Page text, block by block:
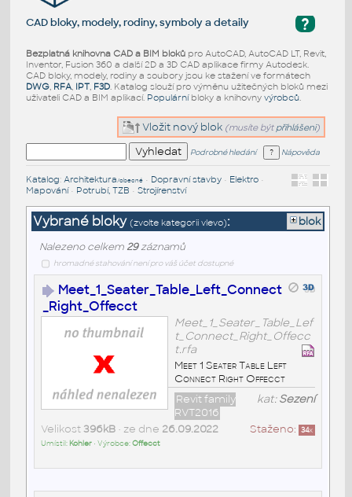
?
CAD bloky, modely, rodiny, symboly a detaily
Bezplatná knihovna CAD a BIM blokůpro AutoCAD, AutoCAD LT, Revit,
Inventor, Fusion 360 a další 2D a 3D CAD aplikace firmy Autodesk.
CAD bloky, modely, rodiny a soubory jsou ke stažení ve formátech
DWG, RFA, IPT, F3D. Katalog slouží pro výměnu užitečných bloků mezi
uživateli CAD a BIM aplikací. Populárníbloky a knihovny výrobců.
Vložit nový blok (musíte být přihlášeni)
Podrobné hledání Nápověda
Katalog: Architektura/obecné• Dopravní stavby• Elektro•
Mapování• Potrubí, TZB • Strojírenství
Vybrané bloky (zvolte kategorii vlevo): blok
Nalezeno celkem 29záznamů
hromadné stahování není pro váš účet dostupné
Meet_1_Seater_Table_Left_Connect
_Right_Offecct
Meet_1_Seater_Table_Lef
t_Connect_Right_Offecc
t.rfa
Meet 1 Seater Table Left
Connect Right Offecct
kat:Sezení
Revit family
RVT2016
Staženo: 34x
Velikost396kB• ze dne 26.09.2022
Umístil: Kohler• Výrobce:Offecct